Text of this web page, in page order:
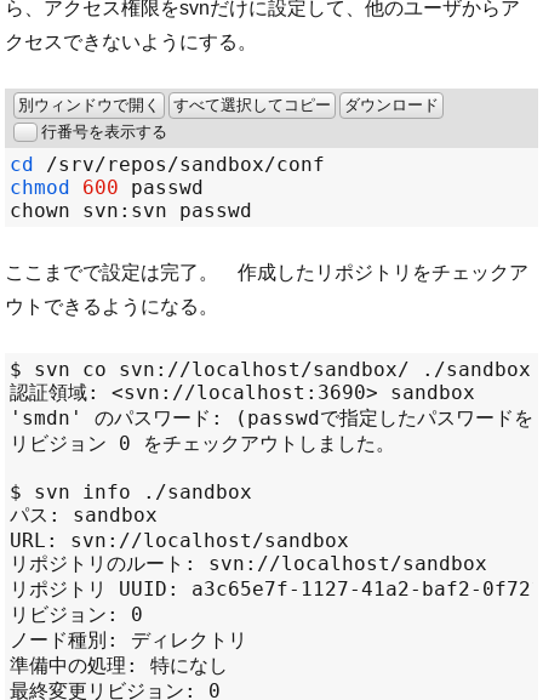
ら、アクセス権限をsvnだけに設定して、他のユーザからア
クセスできないようにする。
別ウィンドウで開く すべて選択してコピー
ダウンロード
行番号を表示する
cd /srv/repos/sandbox/
chmod
600
chown svn :
ここまでで設定は完了。 作成したリポジトリをチェックア
ウトできるようになる。
$ svn co svn://localhost/sandbox/ ./sandbox
認証領域: <svn://localhost:3690> sandbox
'smdn' のパスワード: (passwdで指定したパスワードを
リビジョン 0 をチェックアウトしました。
$ svn info ./sandbox
パス: sandbox
URL: svn://localhost/sandbox
リポジトリのルート: svn://localhost/sandbox
リポジトリ UUID: a3c65e7f-1127-41a2-baf2-
リビジョン: 0
ノード種別: ディレクトリ
準備中の処理: 特になし
最終変更リビジョン: 0